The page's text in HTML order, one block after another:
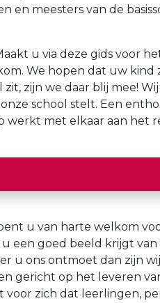
meesters van de
u via deze gids voor
We hopen dat uw kind
zijn we daar blij mee!
school stelt. Een
werkt met elkaar aan het
u van harte welkom
een goed beeld krijgt
u ons ontmoet dan zijn
gericht op het leveren
zich dat leerlingen,